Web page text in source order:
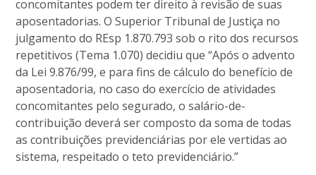
concomitantes podem ter direito à revisão de suas
aposentadorias. O Superior Tribunal de Justiça no
julgamento do REsp 1.870.793 sob o rito dos recursos
repetitivos (Tema 1.070) decidiu que “Após o advento
da Lei 9.876/99, e para fins de cálculo do benefício de
aposentadoria, no caso do exercício de atividades
concomitantes pelo segurado, o salário-de-
contribuição deverá ser composto da soma de todas
as contribuições previdenciárias por ele vertidas ao
sistema, respeitado o teto previdenciário.”